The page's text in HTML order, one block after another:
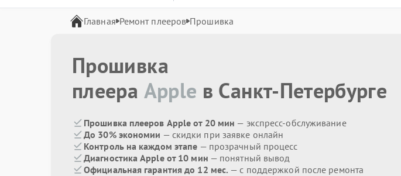
Главная Ремонт плееров Прошивка
Прошивка
плеера Apple в Санкт-Петербурге
Прошивка плееров Apple от 20 мин — экспресс-обслуживание
До 30% экономии — скидки при заявке онлайн
Контроль на каждом этапе — прозрачный процесс
Диагностика Apple от 10 мин — понятный вывод
Официальная гарантия до 12 мес. — с поддержкой после ремонта